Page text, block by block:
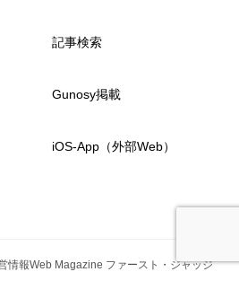
記事検索
Gunosy掲載
iOS-App（外部Web）
情報Web Magazine ファースト・ジャッジ